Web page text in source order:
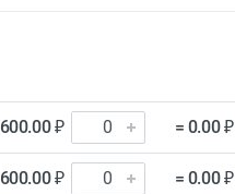
600.00 ₽ = 0.00 ₽
600.00 ₽ = 0.00 ₽